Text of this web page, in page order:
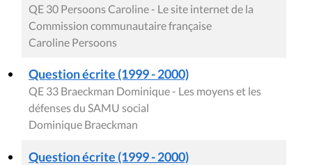
QE 30 Persoons Caroline - Le site internet de la
Commission communautaire française
Caroline Persoons
Question écrite (1999 - 2000)
QE 33 Braeckman Dominique - Les moyens et les
défenses du SAMU social
Dominique Braeckman
Question écrite (1999 - 2000)